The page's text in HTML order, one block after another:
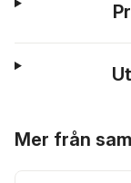
Mer från